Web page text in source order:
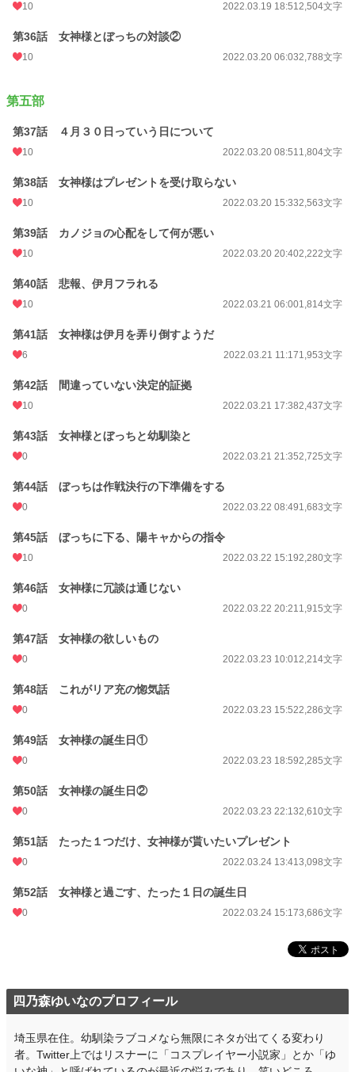
10 2022.03.19 18:512,504文字
第36話 女神様とぼっちの対談②
10 2022.03.20 06:032,788文字
第五部
第37話 ４月３０日っていう日について
10 2022.03.20 08:511,804文字
第38話 女神様はプレゼントを受け取らない
10 2022.03.20 15:332,563文字
第39話 カノジョの心配をして何が悪い
10 2022.03.20 20:402,222文字
第40話 悲報、伊月フラれる
10 2022.03.21 06:001,814文字
第41話 女神様は伊月を弄り倒すようだ
6 2022.03.21 11:171,953文字
第42話 間違っていない決定的証拠
10 2022.03.21 17:382,437文字
第43話 女神様とぼっちと幼馴染と
0 2022.03.21 21:352,725文字
第44話 ぼっちは作戦決行の下準備をする
0 2022.03.22 08:491,683文字
第45話 ぼっちに下る、陽キャからの指令
10 2022.03.22 15:192,280文字
第46話 女神様に冗談は通じない
0 2022.03.22 20:211,915文字
第47話 女神様の欲しいもの
0 2022.03.23 10:012,214文字
第48話 これがリア充の惚気話
0 2022.03.23 15:522,286文字
第49話 女神様の誕生日①
0 2022.03.23 18:592,285文字
第50話 女神様の誕生日②
0 2022.03.23 22:132,610文字
第51話 たった１つだけ、女神様が貰いたいプレゼント
0 2022.03.24 13:413,098文字
第52話 女神様と過ごす、たった１日の誕生日
0 2022.03.24 15:173,686文字
四乃森ゆいなのプロフィール
埼玉県在住。幼馴染ラブコメなら無限にネタが出てくる変わり
者。Twitter上ではリスナーに「コスプレイヤー小説家」とか「ゆ